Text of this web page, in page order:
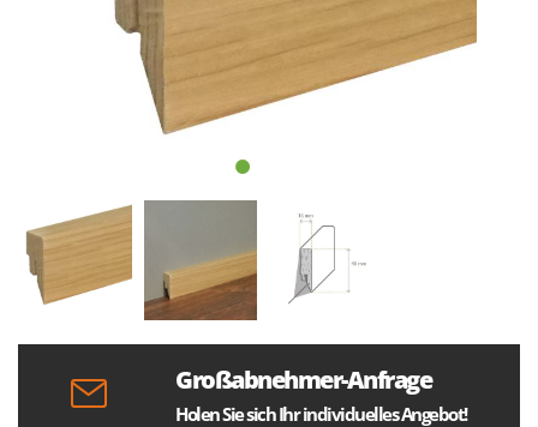
Großabnehmer-Anfrage
Holen Sie sich Ihr individuelles Angebot!